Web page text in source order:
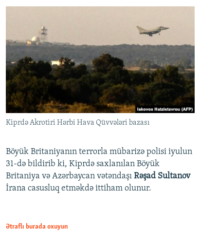
Kiprdə Akrotiri Hərbi Hava Qüvvələri bazası
Böyük Britaniyanın terrorla mübarizə polisi iyulun
31-də bildirib ki, Kiprdə saxlanılan Böyük
Britaniya və Azərbaycan vətəndaşı Rəşad Sultanov
İrana casusluq etməkdə ittiham olunur.
Ətraflı burada oxuyun